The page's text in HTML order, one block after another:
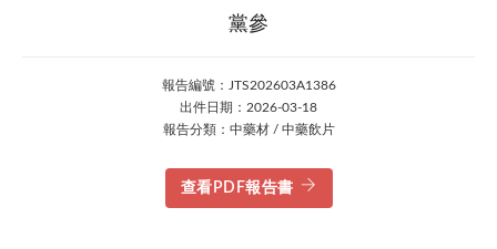
黨參
報告編號：JTS202603A1386
出件日期：2026-03-18
報告分類：中藥材 / 中藥飲片
查看PDF報告書